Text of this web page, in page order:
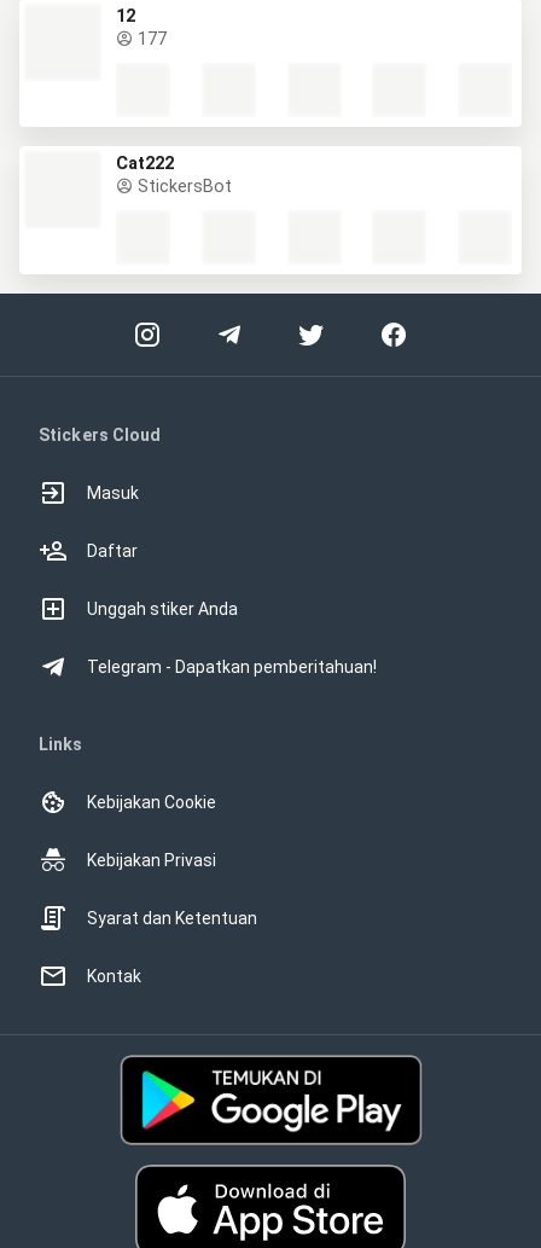
12
177
Cat222
StickersBot
Stickers Cloud
Masuk
Daftar
Unggah stiker Anda
Telegram - Dapatkan pemberitahuan!
Links
Kebijakan Cookie
Kebijakan Privasi
Syarat dan Ketentuan
Kontak